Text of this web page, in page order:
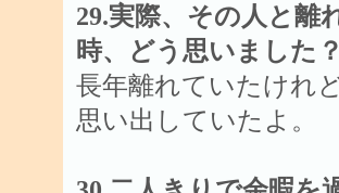
29.実際、その人と
時、どう思いました
長年離れていたけれ
思い出していたよ。